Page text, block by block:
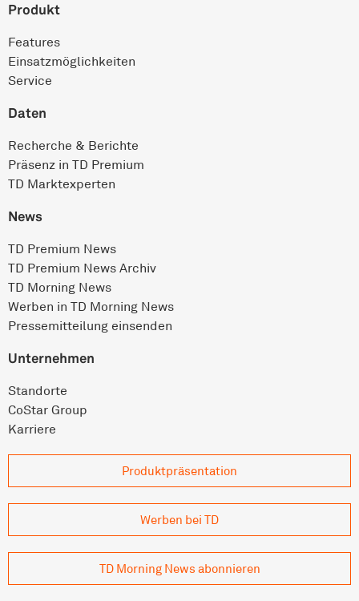
Produkt
Features
Einsatz­möglichkeiten
Service
Daten
Recherche & Berichte
Präsenz in TD Premium
TD Marktexperten
News
TD Premium News
TD Premium News Archiv
TD Morning News
Werben in TD Morning News
Pressemitteilung einsenden
Unternehmen
Standorte
CoStar Group
Karriere
Produkt­präsentation
Werben bei TD
TD Morning News abonnieren